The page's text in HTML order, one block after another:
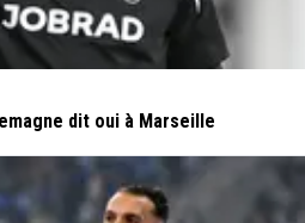
dit oui à Marseille